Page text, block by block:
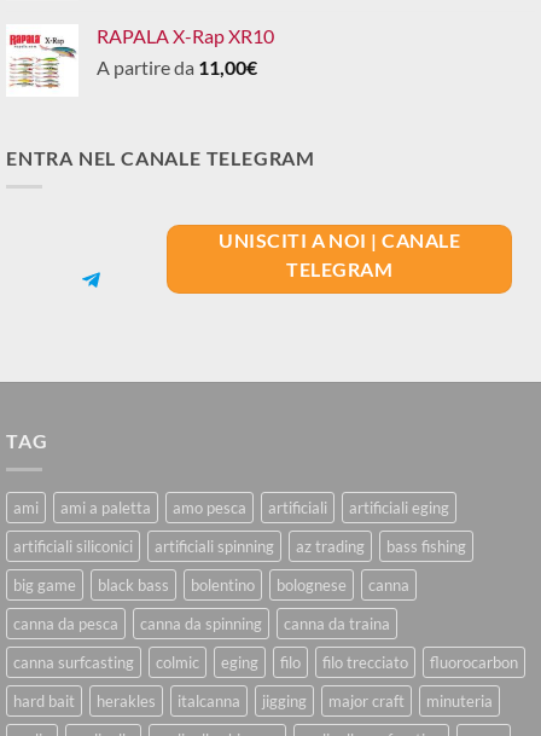
RAPALA X-Rap XR10
A partire da 11,00€
ENTRA NEL CANALE TELEGRAM
UNISCITI A NOI | CANALE
TELEGRAM
TAG
ami ami a paletta amo pesca artificiali
artificiali eging
artificiali siliconici
artificiali spinning az trading
bass fishing
big game
black bass bolentino bolognese
canna
canna da pesca
canna da spinning
canna da traina
canna surfcasting
colmic eging filo filo trecciato
fluorocarbon
hard bait
herakles italcanna jigging major craft
minuteria